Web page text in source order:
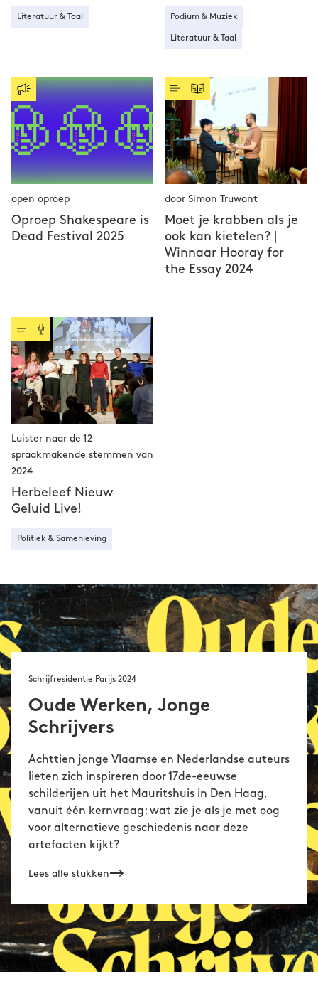
Literatuur & Taal Podium & Muziek
Literatuur & Taal
open oproep
Oproep Shakespeare is
Dead Festival 2025
door Simon Truwant
Moet je krabben als je
ook kan kietelen? |
Winnaar Hooray for
the Essay 2024
Luister naar de 12
spraakmakende stemmen van
2024
Herbeleef Nieuw
Geluid Live!
Politiek & Samenleving
Schrijfresidentie Parijs 2024
Oude Werken, Jonge
Schrijvers
Achttien jonge Vlaamse en Nederlandse auteurs
lieten zich inspireren door 17de-eeuwse
schilderijen uit het Mauritshuis in Den Haag,
vanuit één kernvraag: wat zie je als je met oog
voor alternatieve geschiedenis naar deze
artefacten kijkt?
Lees alle stukken